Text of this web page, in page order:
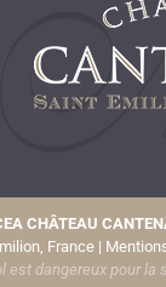
CHÂTEAU
France |
est dangereux pour